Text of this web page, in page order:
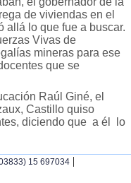
de viviendas en el
allá lo que fue a buscar.
Vivas de
mineras para ese
que se
Raúl Giné, el
Castillo quiso
diciendo que a él lo
15 697034 |